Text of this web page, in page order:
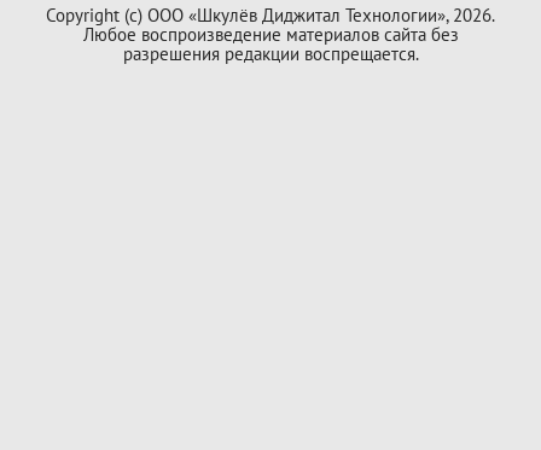
Copyright (с) ООО «Шкулёв Диджитал Технологии», 2026.
Любое воспроизведение материалов сайта без
разрешения редакции воспрещается.